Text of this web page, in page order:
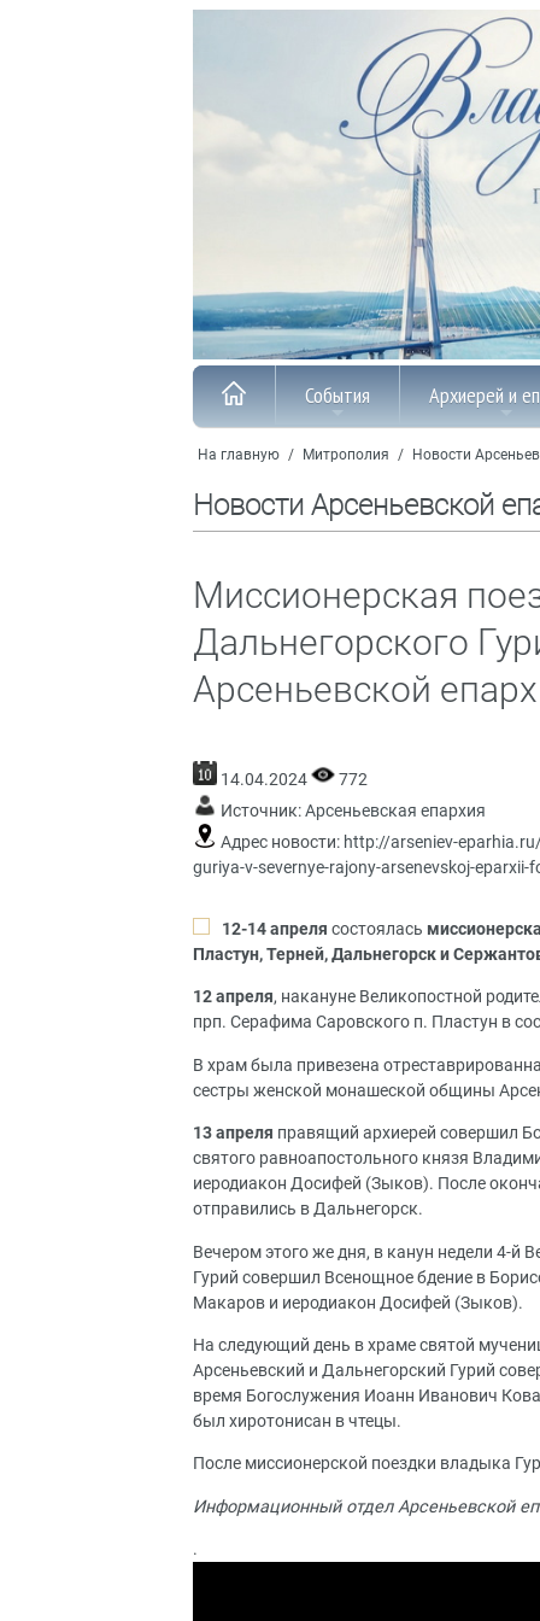
События Архиерей и
На главную / Митрополия / Новости
Новости Арсеньевской
Миссионерская
Дальнегорского
Арсеньевской
14.04.2024
772
Источник:Арсеньевская епархия
Адрес новости: http://arseniev-
guriya-v-severnye-rajony-arsenevskoj-eparxii-
12-14 апреля состоялась
Пластун, Терней, Дальнегорск и
12 апреля, накануне Великопостной
прп. Серафима Саровского п. Пластун в
В храм была привезена
сестры женской монашеской общины
13 апреля правящий архиерей совершил
святого равноапостольного князя
иеродиакон Досифей (Зыков). После
отправились в Дальнегорск.
Вечером этого же дня, в канун недели 4-й
Гурий совершил Всенощное бдение в
Макаров и иеродиакон Досифей (Зыков).
На следующий день в храме святой
Арсеньевский и Дальнегорский Гурий
время Богослужения Иоанн Иванович
был хиротонисан в чтецы.
После миссионерской поездки владыка
Информационный отдел Арсеньевской
.